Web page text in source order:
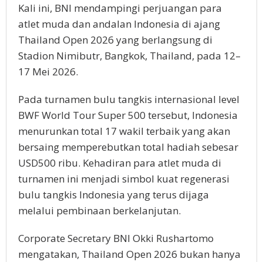
Kali ini, BNI mendampingi perjuangan para
atlet muda dan andalan Indonesia di ajang
Thailand Open 2026 yang berlangsung di
Stadion Nimibutr, Bangkok, Thailand, pada 12–
17 Mei 2026.
Pada turnamen bulu tangkis internasional level
BWF World Tour Super 500 tersebut, Indonesia
menurunkan total 17 wakil terbaik yang akan
bersaing memperebutkan total hadiah sebesar
USD500 ribu. Kehadiran para atlet muda di
turnamen ini menjadi simbol kuat regenerasi
bulu tangkis Indonesia yang terus dijaga
melalui pembinaan berkelanjutan.
Corporate Secretary BNI Okki Rushartomo
mengatakan, Thailand Open 2026 bukan hanya